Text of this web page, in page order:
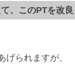
、このPTを改
げられますが、